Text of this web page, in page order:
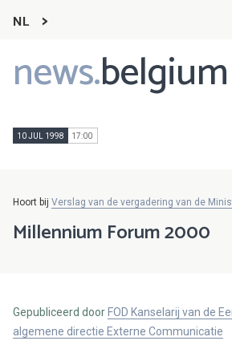
NL
news.belgium
Main
navigation
10 JUL 1998 17:00
Hoort bij Verslag van de vergadering van de
Millennium Forum 2000
Gepubliceerd door FOD Kanselarij van de
algemene directie Externe Communicatie